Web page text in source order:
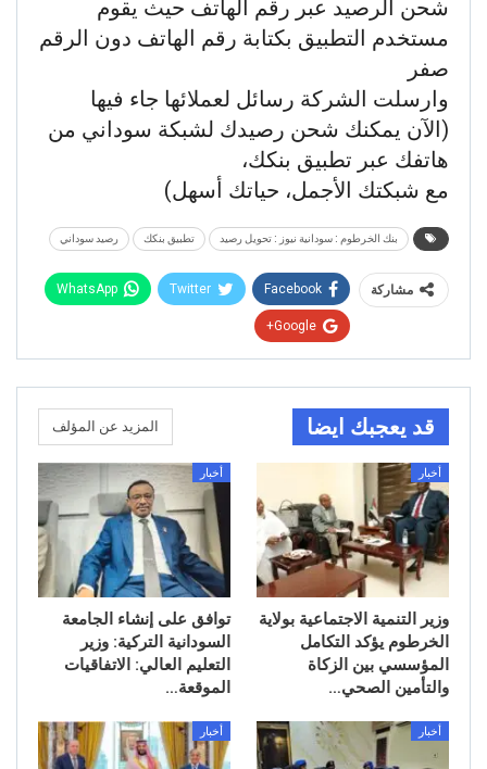
شحن الرصيد عبر رقم الهاتف حيث يقوم
مستخدم التطبيق بكتابة رقم الهاتف دون الرقم
صفر
وارسلت الشركة رسائل لعملائها جاء فيها
(الآن يمكنك شحن رصيدك لشبكة سوداني من
هاتفك عبر تطبيق بنكك،
مع شبكتك الأجمل، حياتك أسهل)
بنك الخرطوم : سودانية نيوز : تحويل رصيد تطبيق بنكك رصيد سوداني
مشاركة Facebook
Twitter
WhatsApp
Google+
قد يعجبك ايضا المزيد عن المؤلف
أخبار
وزير التنمية الاجتماعية بولاية
الخرطوم يؤكد التكامل
المؤسسي بين الزكاة
والتأمين الصحي…
أخبار
توافق على إنشاء الجامعة
السودانية التركية: وزير
التعليم العالي: الاتفاقيات
الموقعة…
أخبار أخبار